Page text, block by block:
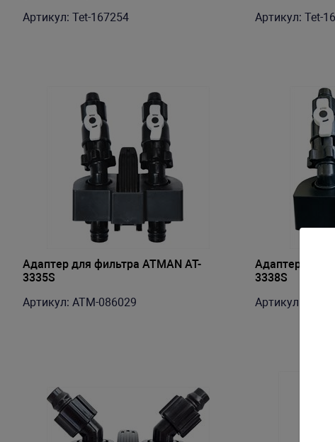
Артикул: Tet-167254
Артикул: Tet-
Адаптер для фильтра ATMAN AT-
3335S
Артикул: ATM-086029
Адаптер для
3338S
Артикул: ATM-